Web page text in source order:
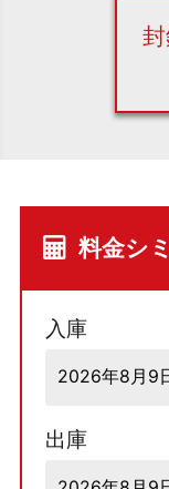
料金シ
入庫
出庫